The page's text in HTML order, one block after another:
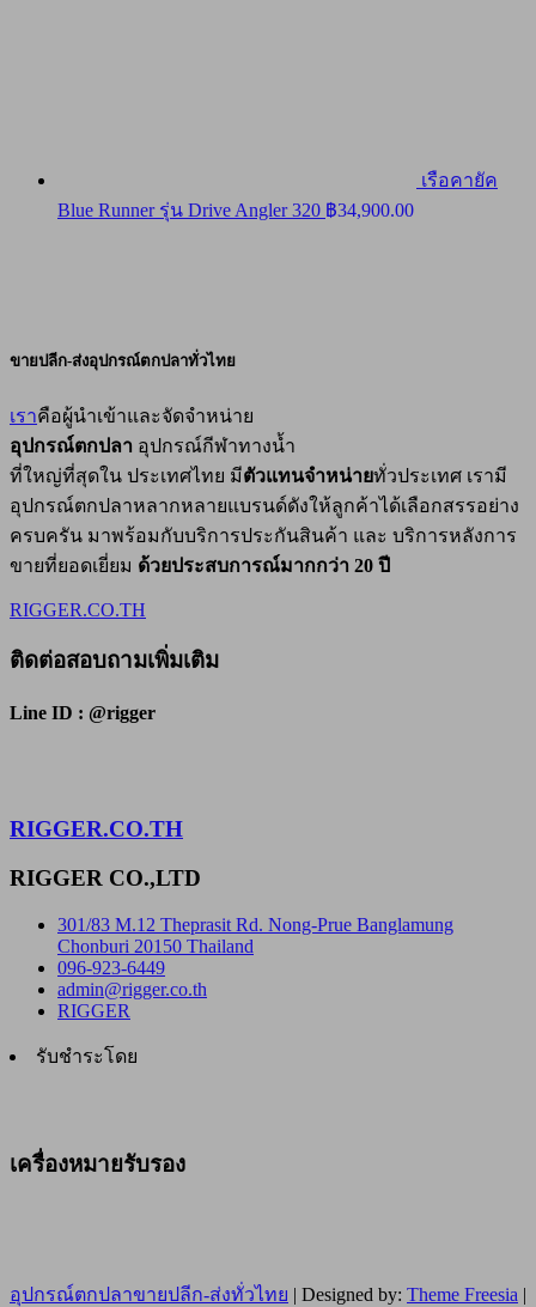
เรือคายัค
Blue Runner รุ่น Drive Angler 320 ฿34,900.00
ขายปลีก-ส่งอุปกรณ์ตกปลาทั่วไทย
เราคือผู้นำเข้าและจัดจำหน่าย
อุปกรณ์ตกปลา อุปกรณ์กีฬาทางน้ำ
ที่ใหญ่ที่สุดใน ประเทศไทย มีตัวแทนจำหน่ายทั่วประเทศ เรามี
อุปกรณ์ตกปลาหลากหลายแบรนด์ดังให้ลูกค้าได้เลือกสรรอย่าง
ครบครัน มาพร้อมกับบริการประกันสินค้า และ บริการหลังการ
ขายที่ยอดเยี่ยม ด้วยประสบการณ์มากกว่า 20 ปี
RIGGER.CO.TH
ติดต่อสอบถามเพิ่มเติม
Line ID : @rigger
RIGGER.CO.TH
RIGGER CO.,LTD
301/83 M.12 Theprasit Rd. Nong-Prue Banglamung
Chonburi 20150 Thailand
096-923-6449
admin@rigger.co.th
RIGGER
รับชำระโดย
เครื่องหมายรับรอง
อุปกรณ์ตกปลาขายปลีก-ส่งทั่วไทย | Designed by: Theme Freesia |